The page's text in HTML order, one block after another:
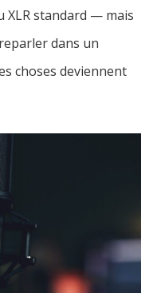
XLR standard — mais
dans un
choses deviennent